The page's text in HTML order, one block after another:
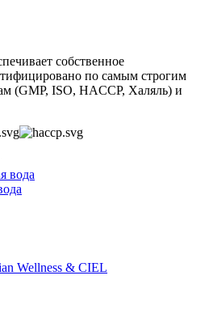
собственное
по самым строгим
(GMP, ISO, HACCP, Халяль) и